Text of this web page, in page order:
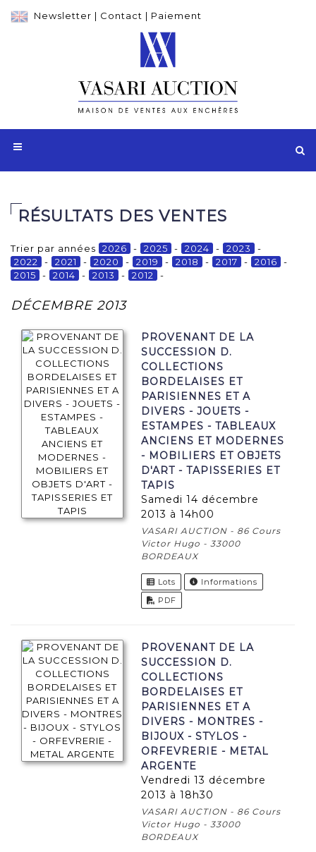
Newsletter | Contact | Paiement
RÉSULTATS DES VENTES
Trier par années 2026 - 2025 - 2024 - 2023
-
2022
- 2021 - 2020 - 2019 - 2018 - 2017 - 2016
-
2015
- 2014 - 2013 - 2012 -
DÉCEMBRE 2013
PROVENANT DE LA
SUCCESSION D.
COLLECTIONS
BORDELAISES ET
PARISIENNES ET A
DIVERS - JOUETS -
ESTAMPES - TABLEAUX
ANCIENS ET MODERNES
- MOBILIERS ET OBJETS
D'ART - TAPISSERIES ET
TAPIS
samedi 14 décembre
2013 à 14h00
VASARI AUCTION - 86 Cours
Victor Hugo - 33000
BORDEAUX
Lots
Informations
PDF
PROVENANT DE LA
SUCCESSION D.
COLLECTIONS
BORDELAISES ET
PARISIENNES ET A
DIVERS - MONTRES -
BIJOUX - STYLOS -
ORFEVRERIE - METAL
ARGENTE
vendredi 13 décembre
2013 à 18h30
VASARI AUCTION - 86 Cours
Victor Hugo - 33000
BORDEAUX